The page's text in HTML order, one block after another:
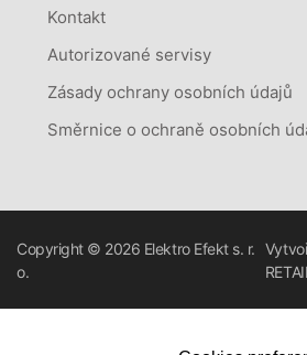
Kontakt
Autorizované servisy
Zásady ochrany osobních údajů
Směrnice o ochraně osobních
Copyright © 2026 Elektro Efekt s. r.
o.